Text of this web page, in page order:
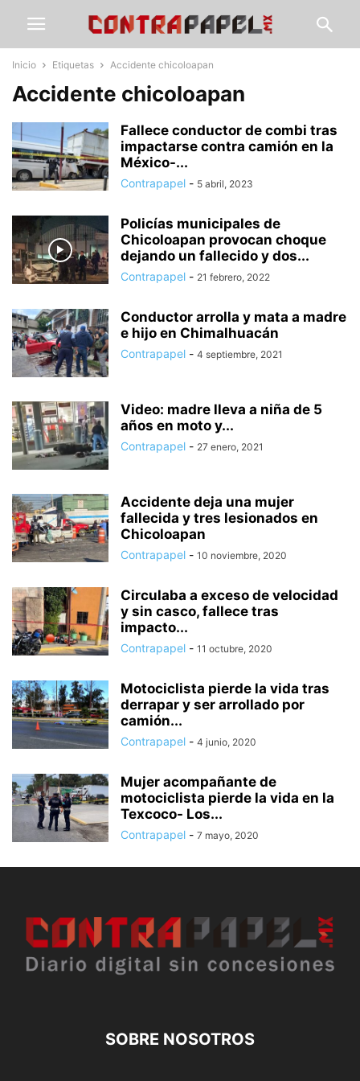
Inicio Etiquetas Accidente chicoloapan
Accidente chicoloapan
Fallece conductor de combi tras
impactarse contra camión en la
México-...
Contrapapel - 5 abril, 2023
Policías municipales de
Chicoloapan provocan choque
dejando un fallecido y dos...
Contrapapel - 21 febrero, 2022
Conductor arrolla y mata a madre
e hijo en Chimalhuacán
Contrapapel - 4 septiembre, 2021
Video: madre lleva a niña de 5
años en moto y...
Contrapapel - 27 enero, 2021
Accidente deja una mujer
fallecida y tres lesionados en
Chicoloapan
Contrapapel - 10 noviembre, 2020
Circulaba a exceso de velocidad
y sin casco, fallece tras
impacto...
Contrapapel - 11 octubre, 2020
Motociclista pierde la vida tras
derrapar y ser arrollado por
camión...
Contrapapel - 4 junio, 2020
Mujer acompañante de
motociclista pierde la vida en la
Texcoco- Los...
Contrapapel - 7 mayo, 2020
SOBRE NOSOTROS